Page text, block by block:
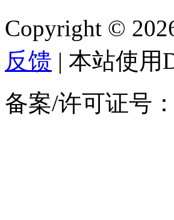
Copyright ©
反馈 | 本站使
备案/许可证号：